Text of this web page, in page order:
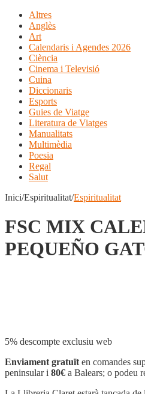
Altres
Anglès
Art
Calendaris i Agendes 2026
Ciència
Cinema i Televisió
Cuina
Diccionaris
Esports
Guies de Viatge
Literatura de Viatges
Manualitats
Multimèdia
Poesia
Regal
Salut
Inici/Espiritualitat/Espiritualitat
FSC MIX
PEQUEÑO
5% descompte exclusiu web
Enviament gratuït en comandes
peninsular i 80€ a Balears; o podeu